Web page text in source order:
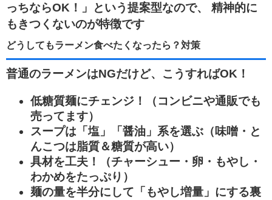
っちならOK！」という提案型なので、 精神的に
もきつくないのが特徴です
どうしてもラーメン食べたくなったら？対策
普通のラーメンはNGだけど、こうすればOK！
低糖質麺にチェンジ！（コンビニや通販でも
売ってます）
スープは「塩」「醤油」系を選ぶ（味噌・と
んこつは脂質＆糖質が高い）
具材を工夫！（チャーシュー・卵・もやし・
わかめをたっぷり）
麺の量を半分にして「もやし増量」にする裏